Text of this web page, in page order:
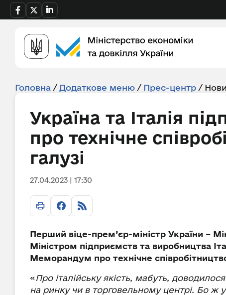
Головна / Додаткове меню / Прес-центр /
Україна та Італія
про технічне
галузі
27.04.2023 | 17:30
Перший віце-прем’єр-міністр України –
Міністром підприємств та виробництва
Меморандум про технічне
« Про італійську якість, мабуть,
на ринку чи в торговельному центрі. Бо ж у